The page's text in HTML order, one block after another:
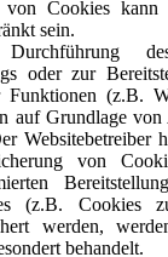
Cookies kann
sein.
des
oder zur
(z.B.
auf Grundlage
Websitebetreiber
von
(z.B. Cookies
werden,
behandelt.